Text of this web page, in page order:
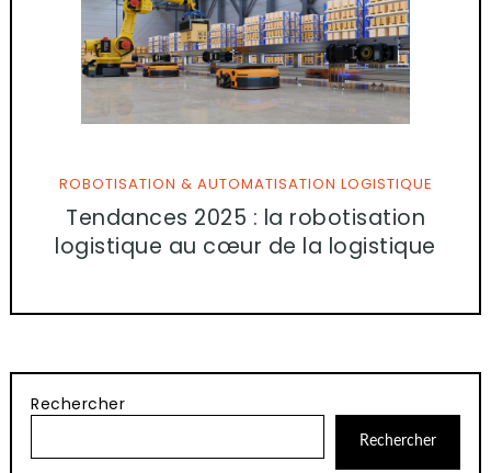
ROBOTISATION & AUTOMATISATION LOGISTIQUE
Tendances 2025 : la robotisation
logistique au cœur de la logistique
Rechercher
Rechercher